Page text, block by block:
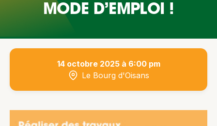
MODE D’EMPLOI !
14 octobre 2025 à 6:00 pm
Le Bourg d'Oisans